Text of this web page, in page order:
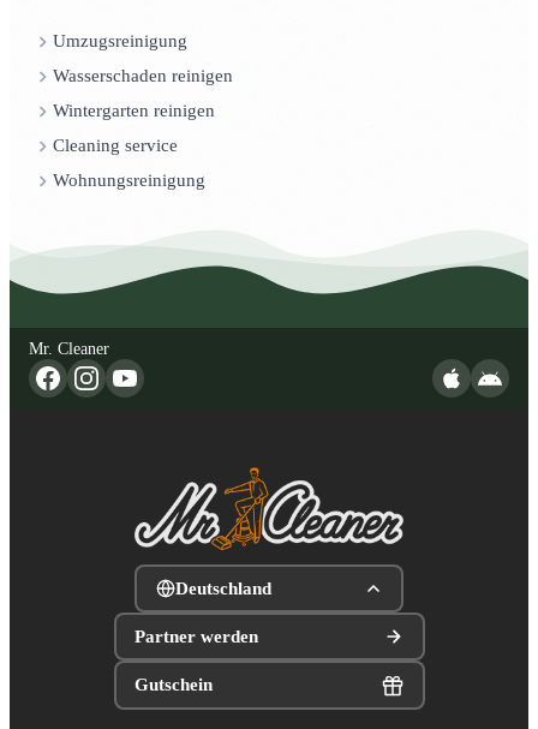
Umzugsreinigung
Wasserschaden reinigen
Wintergarten reinigen
Cleaning service
Wohnungsreinigung
Mr. Cleaner
Deutschland
Partner werden
Gutschein